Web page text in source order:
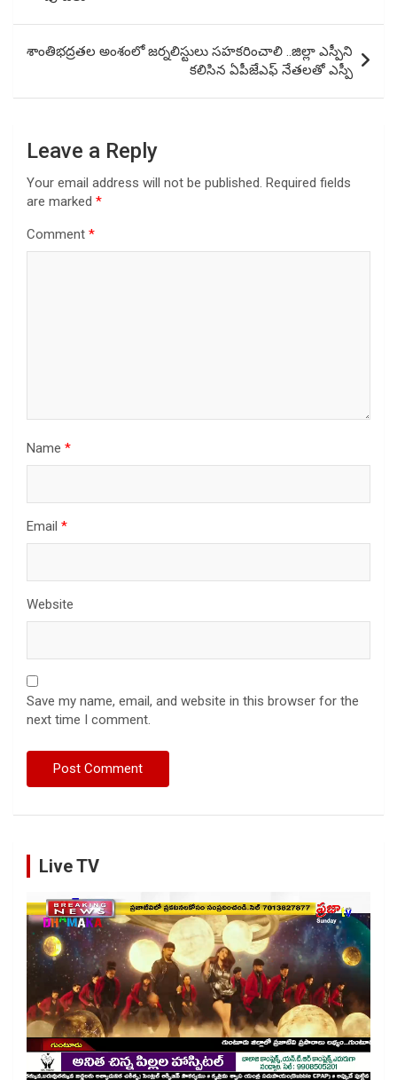
శాంతిభద్రతల అంశంలో జర్నలిస్టులు సహకరించాలి ..జిల్లా ఎస్పీని
కలిసిన ఏపీజేఎఫ్ నేతలతో ఎస్పీ
Leave a Reply
Your email address will not be published. Required fields
are marked *
Comment *
Name *
Email *
Website
Save my name, email, and website in this browser for the
next time I comment.
Live TV